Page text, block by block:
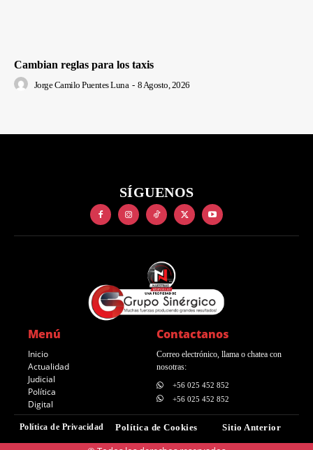
Cambian reglas para los taxis
Jorge Camilo Puentes Luna - 8 Agosto, 2026
SÍGUENOS
Menú
Inicio
Actualidad
Judicial
Política
Digital
Contactanos
Correo electrónico, llama o chatea con
nosotras:
+56 025 452 852
+56 025 452 852
Política de Privacidad Política de Cookies Sitio Anterior